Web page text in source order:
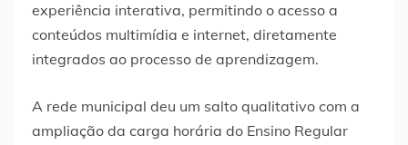
experiência interativa, permitindo o acesso a
conteúdos multimídia e internet, diretamente
integrados ao processo de aprendizagem.
A rede municipal deu um salto qualitativo com a
ampliação da carga horária do Ensino Regular